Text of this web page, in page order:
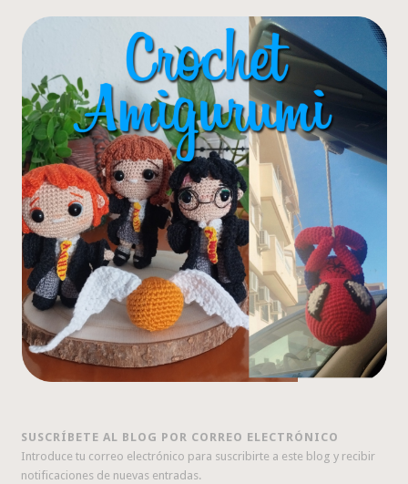
SUSCRÍBETE AL BLOG POR CORREO ELECTRÓNICO
Introduce tu correo electrónico para suscribirte a este blog y recibir
notificaciones de nuevas entradas.